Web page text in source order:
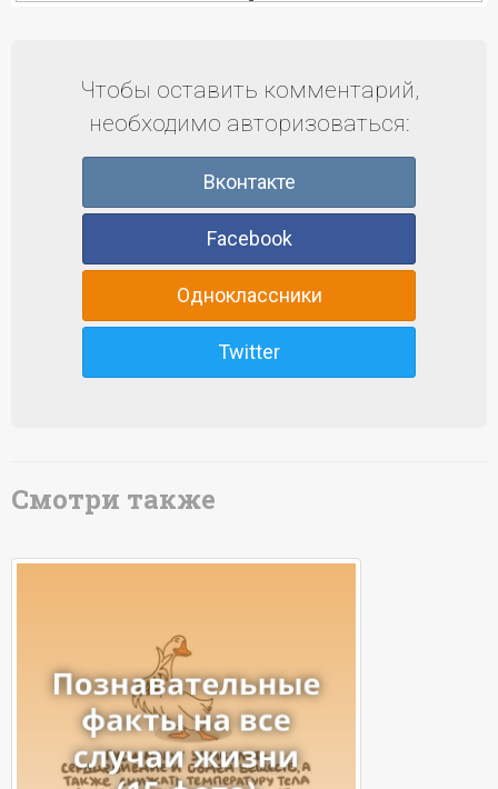
Чтобы оставить комментарий,
необходимо авторизоваться:
Вконтакте
Facebook
Одноклассники
Twitter
Смотри также